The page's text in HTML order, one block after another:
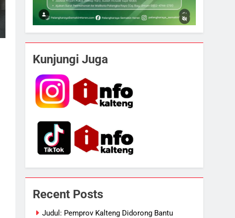
Kunjungi Juga
Recent Posts
Judul: Pemprov Kalteng Didorong Bantu